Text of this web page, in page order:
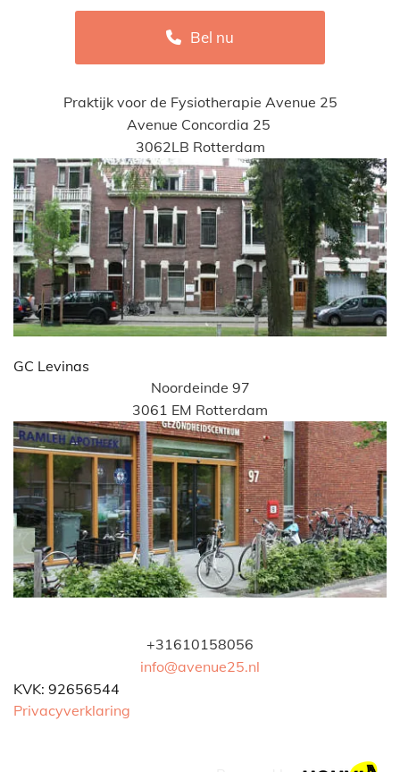
Bel nu
Praktijk voor de Fysiotherapie Avenue 25
Avenue Concordia 25
3062LB Rotterdam
GC Levinas
Noordeinde 97
3061 EM Rotterdam
+31610158056
info@avenue25.nl
KVK: 92656544
Privacyverklaring